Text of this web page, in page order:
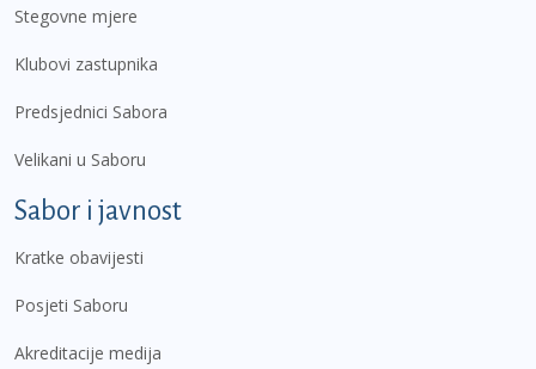
Stegovne mjere
Klubovi zastupnika
Predsjednici Sabora
Velikani u Saboru
Sabor i javnost
Kratke obavijesti
Posjeti Saboru
Akreditacije medija